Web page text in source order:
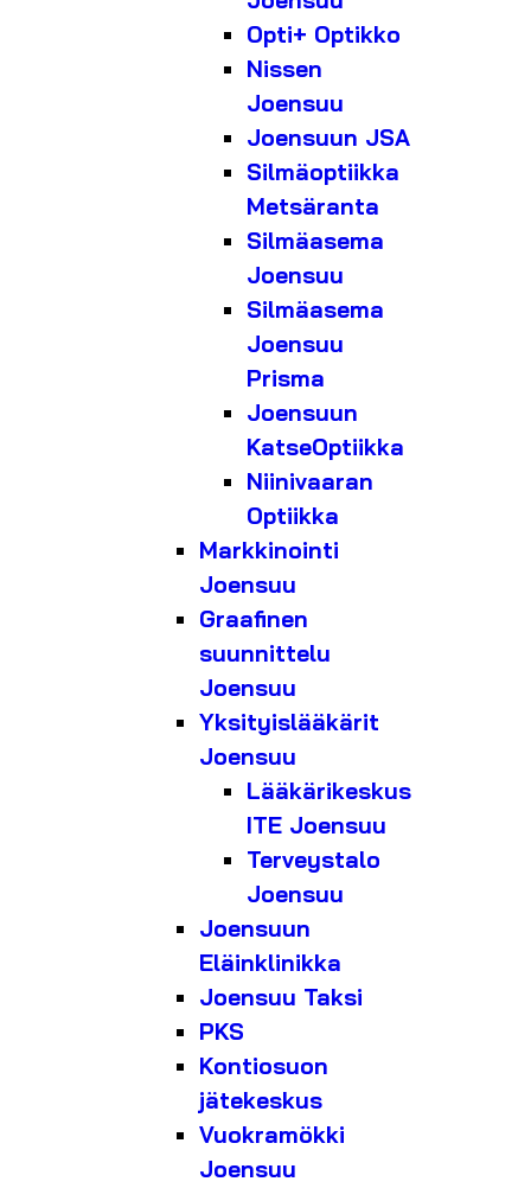
Opti+ Optikko
Nissen
Joensuu
Joensuun JSA
Silmäoptiikka
Metsäranta
Silmäasema
Joensuu
Silmäasema
Joensuu
Prisma
Joensuun
KatseOptiikka
Niinivaaran
Optiikka
Markkinointi
Joensuu
Graafinen
suunnittelu
Joensuu
Yksityislääkärit
Joensuu
Lääkärikeskus
ITE Joensuu
Terveystalo
Joensuu
Joensuun
Eläinklinikka
Joensuu Taksi
PKS
Kontiosuon
jätekeskus
Vuokramökki
Joensuu